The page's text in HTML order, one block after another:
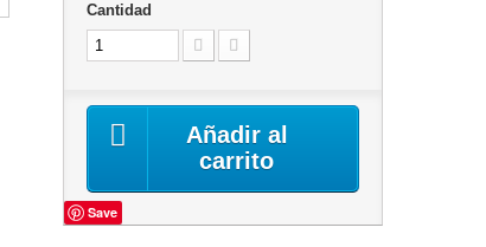
Cantidad
Añadir al
carrito
Save